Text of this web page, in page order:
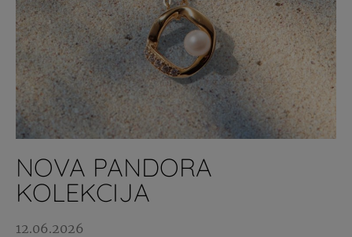
NOVA PANDORA
KOLEKCIJA
12.06.2026